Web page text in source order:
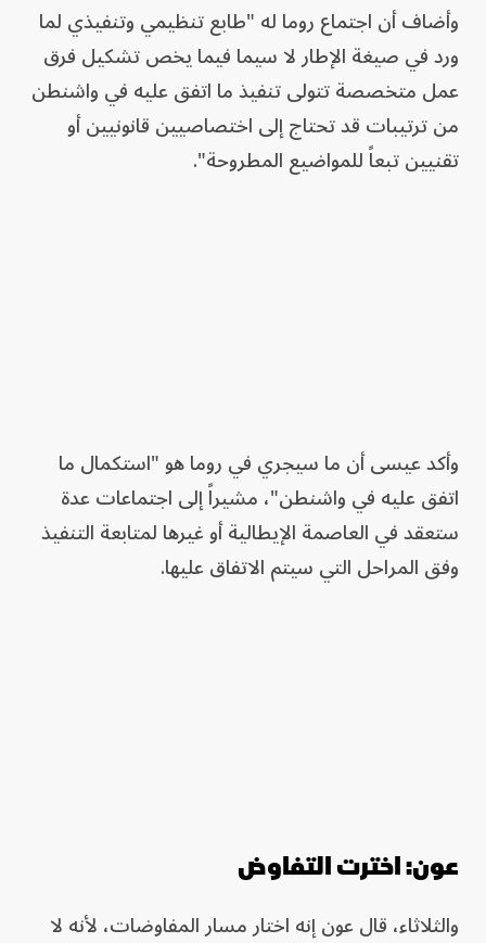
وأضاف أن اجتماع روما له "طابع تنظيمي وتنفيذي لما
ورد في صيغة الإطار لا سيما فيما يخص تشكيل فرق
عمل متخصصة تتولى تنفيذ ما اتفق عليه في واشنطن
من ترتيبات قد تحتاج إلى اختصاصيين قانونيين أو
تقنيين تبعاً للمواضيع المطروحة".
وأكد عيسى أن ما سيجري في روما هو "استكمال ما
اتفق عليه في واشنطن"، مشيراً إلى اجتماعات عدة
ستعقد في العاصمة الإيطالية أو غيرها لمتابعة التنفيذ
وفق المراحل التي سيتم الاتفاق عليها.
عون: اخترت التفاوض
والثلاثاء، قال عون إنه اختار مسار المفاوضات، لأنه لا